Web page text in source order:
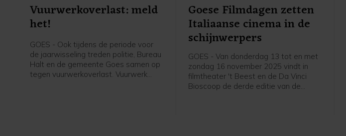
Vuurwerkoverlast: meld
het!
GOES - Ook tijdens de periode voor
de jaarwisseling treden politie, Bureau
Halt en de gemeente Goes samen op
tegen vuurwerkoverlast. Vuurwerk
Goese Filmdagen zetten
Italiaanse cinema in de
schijnwerpers
GOES - Van donderdag 13 tot en met
zondag 16 november 2025 vindt in
filmtheater 't Beest en de Da Vinci
Bioscoop de derde editie van de